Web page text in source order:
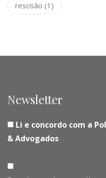
rescisão (1)
Newsletter
Li e concordo com a
& Advogados